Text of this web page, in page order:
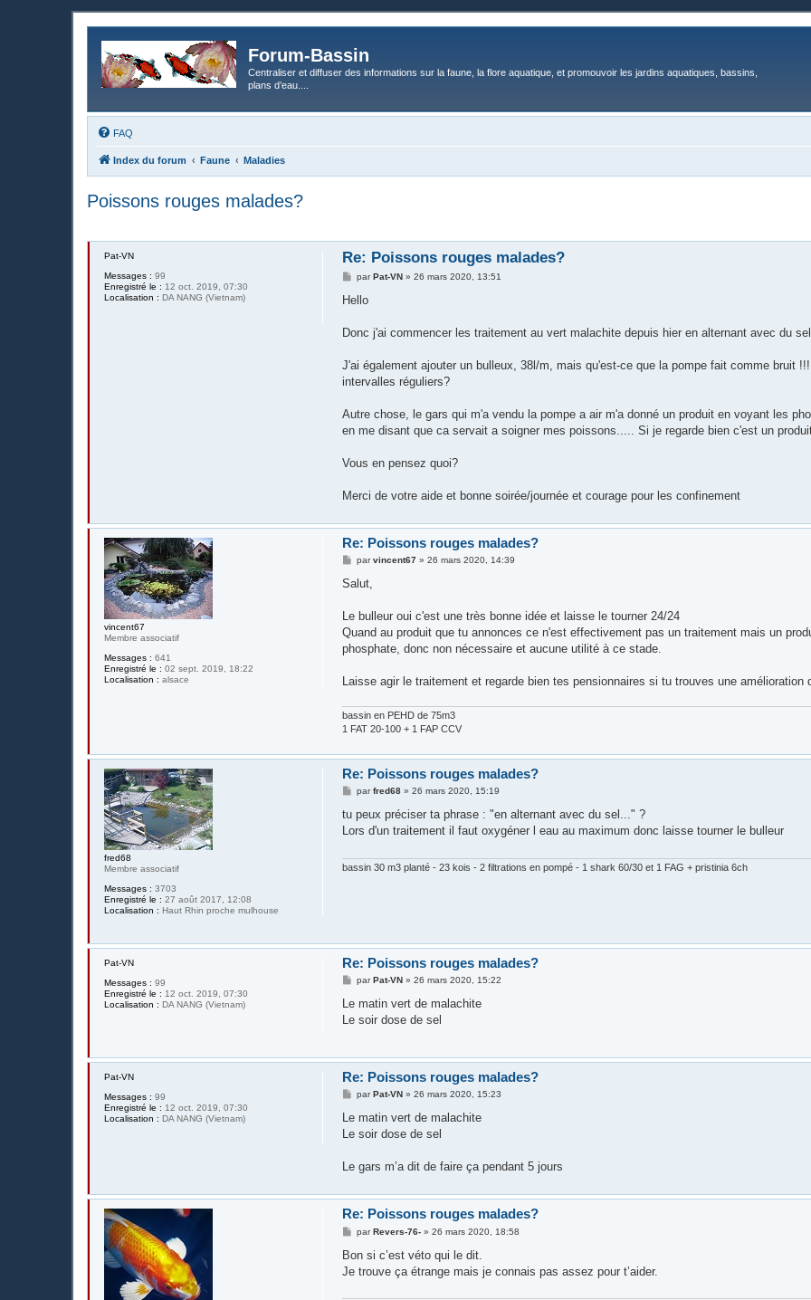
Forum-Bassin
Centraliser et diffuser des informations sur la faune, la flore aquatique, et promouvoir les jardins aquatiques, bassins,
plans d’eau....
FAQ
Index du forum Faune Maladies
Poissons rouges malades?
Pat-VN
Messages : 99
Enregistré le : 12 oct. 2019, 07:30
Localisation : DA NANG (Vietnam)
Re: Poissons rouges malades?
M
s
g
parPat-VN »26 mars 2020, 13:51
Hello
Donc j'ai commencer les traitement au vert malachite depuis hier en alternant avec du
J'ai également ajouter un bulleux, 38l/m, mais qu'est-ce que la pompe fait comme bruit
intervalles réguliers?
Autre chose, le gars qui m'a vendu la pompe a air m'a donné un produit en voyant les
en me disant que ca servait a soigner mes poissons..... Si je regarde bien c'est un
Vous en pensez quoi?
Merci de votre aide et bonne soirée/journée et courage pour les confinement
vincent67
Membre associatif
Messages : 641
Enregistré le : 02 sept. 2019, 18:22
Localisation : alsace
Re: Poissons rouges malades?
M
s
g
parvincent67 »26 mars 2020, 14:39
Salut,
Le bulleur oui c'est une très bonne idée et laisse le tourner 24/24
Quand au produit que tu annonces ce n'est effectivement pas un traitement mais un
phosphate, donc non nécessaire et aucune utilité à ce stade.
Laisse agir le traitement et regarde bien tes pensionnaires si tu trouves une
bassin en PEHD de 75m3
1 FAT 20-100 + 1 FAP CCV
fred68
Membre associatif
Messages : 3703
Enregistré le : 27 août 2017, 12:08
Localisation : Haut Rhin proche mulhouse
Re: Poissons rouges malades?
M
s
s
a
parfred68 »26 mars 2020, 15:19
tu peux préciser ta phrase : "en alternant avec du sel..." ?
Lors d'un traitement il faut oxygéner l eau au maximum donc laisse tourner le bulleur
bassin 30 m3 planté - 23 kois - 2 filtrations en pompé - 1 shark 60/30 et 1 FAG + pristinia 6ch
Pat-VN
Messages : 99
Enregistré le : 12 oct. 2019, 07:30
Localisation : DA NANG (Vietnam)
Re: Poissons rouges malades?
M
s
a
parPat-VN »26 mars 2020, 15:22
Le matin vert de malachite
Le soir dose de sel
Pat-VN
Messages : 99
Enregistré le : 12 oct. 2019, 07:30
Localisation : DA NANG (Vietnam)
Re: Poissons rouges malades?
M
s
a
parPat-VN »26 mars 2020, 15:23
Le matin vert de malachite
Le soir dose de sel
Le gars m’a dit de faire ça pendant 5 jours
Re: Poissons rouges malades?
M
s
a
parRevers-76- »26 mars 2020, 18:58
Bon si c’est véto qui le dit.
Je trouve ça étrange mais je connais pas assez pour t’aider.